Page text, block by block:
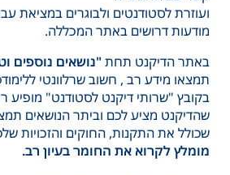
ועוזרת לסטודנטים ולבוגרים במציאת
מודעות דרושים באתר המכללה.
באתר הדיקנט תחת "נושאים נוספים
תמצאו מידע רב , חשוב שרלוונטי
בקובץ "שרותי דיקנט לסטודנט" מופיע
שהדיקנט מציע לכם וביתר הנושאים
שכולל את התקנות, החוקים והזכויות
מומלץ לקרוא את החומר בעיון רב.